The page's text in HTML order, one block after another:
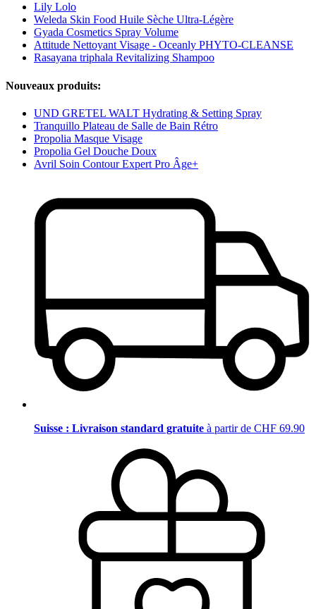
Lily Lolo
Weleda Skin Food Huile Sèche Ultra-Légère
Gyada Cosmetics Spray Volume
Attitude Nettoyant Visage - Oceanly PHYTO-CLEANSE
Rasayana triphala Revitalizing Shampoo
Nouveaux produits:
UND GRETEL WALT Hydrating & Setting Spray
Tranquillo Plateau de Salle de Bain Rétro
Propolia Masque Visage
Propolia Gel Douche Doux
Avril Soin Contour Expert Pro Âge+
Suisse : Livraison standard gratuite à partir de CHF 69.90